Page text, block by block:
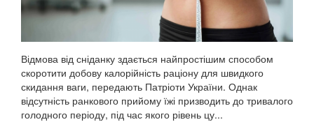
Відмова від сніданку здається найпростішим способом
скоротити добову калорійність раціону для швидкого
скидання ваги, передають Патріоти України. Однак
відсутність ранкового прийому їжі призводить до тривалого
голодного періоду, під час якого рівень цу...